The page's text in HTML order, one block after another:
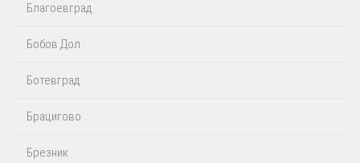
Благоевград
Бобов Дол
Ботевград
Брацигово
Брезник